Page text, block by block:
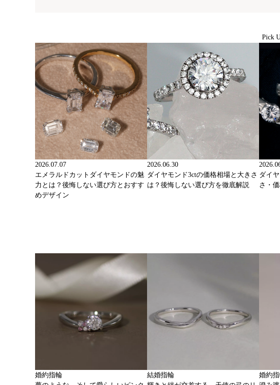
Pick
2026.07.07
エメラルドカットダイヤモンドの魅
力とは？後悔しない選び方とおすす
めデザイン
2026.06.30
ダイヤモンド3ctの価格相場と大きさ
は？後悔しない選び方を徹底解説
ダイ
さ・
婚約指輪
結婚指輪
婚約